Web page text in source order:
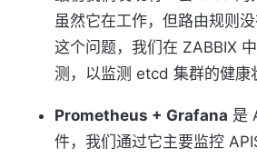
虽然它在工作，但路由规则
这个问题，我们在 ZABBIX
测，以监测 etcd 集群的健康
Prometheus + Grafana 是
件，我们通过它主要监控